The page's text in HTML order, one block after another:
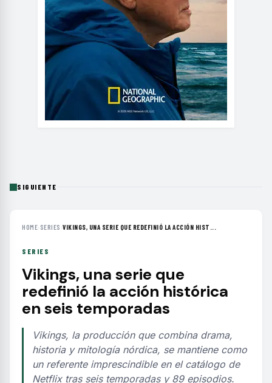
SIGUIENTE
HOME› SERIES ›VIKINGS, UNA SERIE QUE REDEFINIÓ LA ACCIÓN HIST...
SERIES
Vikings, una serie que
redefinió la acción histórica
en seis temporadas
Vikings, la producción que combina drama,
historia y mitología nórdica, se mantiene como
un referente imprescindible en el catálogo de
Netflix tras seis temporadas y 89 episodios.